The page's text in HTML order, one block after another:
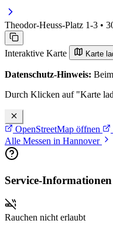
Theodor-Heuss-Platz 1-3 •
Interaktive Karte Karte
Datenschutz-Hinweis:
Durch Klicken auf "Karte
OpenStreetMap öffnen
Alle Messen in Hannover
Service-Informationen
Rauchen nicht erlaubt